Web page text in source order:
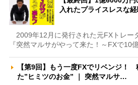
入れたプライスレスな
2009年12月に発行された元FXトレー
『突然マルサがやって来た！～FXで10
【第9回】もう一度FXでリベンジ！
た”ヒミツのお金” ｜ 突然マルサ…